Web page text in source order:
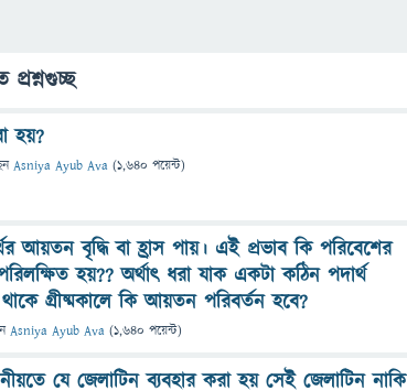
প্রশ্নগুচ্ছ
হয়?
Asniya Ayub Ava (1,640 পয়েন্ট)
আয়তন বৃদ্ধি বা হ্রাস পায়। এই প্রভাব কি পরিবেশের
হয়?? অর্থাৎ ধরা যাক একটা কঠিন পদার্থ
গ্রীষ্মকালে কি আয়তন পরিবর্তন হবে?
Asniya Ayub Ava (1,640 পয়েন্ট)
যে জেলাটিন ব্যবহার করা হয় সেই জেলাটিন নাকি